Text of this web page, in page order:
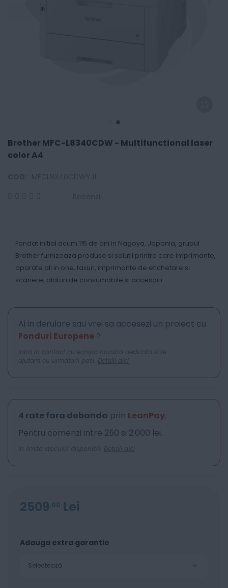
Brother MFC-L8340CDW - Multifunctional laser
color A4
Fondat initial acum 115 de ani in Nagoya, Japonia, grupul
Brother furnizeaza produse si solutii printre care imprimante,
aparate all in one, faxuri, imprimante de etichetare si
scanere, alaturi de consumabile si accesorii.
Ai in derulare sau vrei sa accesezi un proiect cu
Fonduri Europene ?
Intra in contact cu echipa noastra dedicata si te
ajutam cu urmatorii pasi. Detalii aici
4 rate fara dobanda prin LeanPay.
Pentru comenzi intre 250 si 2.000 lei.
In limita stocului disponibil. Detalii aici
2509 00 Lei
Adauga extra garantie
Selectează